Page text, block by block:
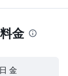
金
金